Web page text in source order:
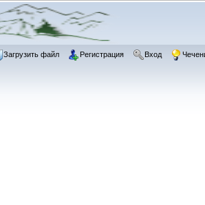
Загрузить файл Регистрация Вход